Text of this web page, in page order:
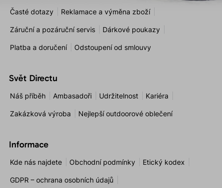
Časté dotazy Reklamace a výměna zboží
Záruční a pozáruční servis Dárkové poukazy
Platba a doručení Odstoupení od smlouvy
Svět Directu
Náš příběh Ambasadoři Udržitelnost Kariéra
Zakázková výroba Nejlepší outdoorové oblečení
Informace
Kde nás najdete Obchodní podmínky Etický kodex
GDPR – ochrana osobních údajů